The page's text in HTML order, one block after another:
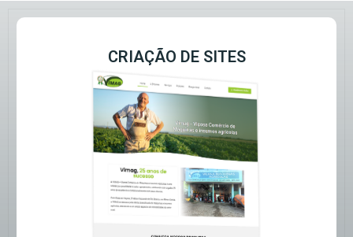
CRIAÇÃO DE SITES